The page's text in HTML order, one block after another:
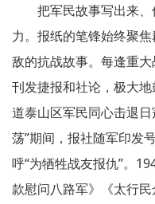
把军民故事写出来
力。报纸的笔锋始终聚
敌的抗战故事。每逢重
刊发捷报和社论，极大
道泰山区军民同心击退
荡”期间，报社随军印发
呼“为牺牲战友报仇”。
款慰问八路军》《太行